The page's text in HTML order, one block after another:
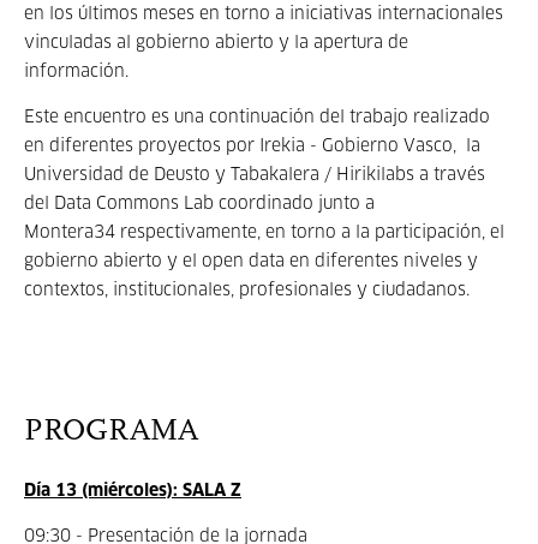
en los últimos meses en torno a iniciativas internacionales
vinculadas al gobierno abierto y la apertura de
información.
Este encuentro es una continuación del trabajo realizado
en diferentes proyectos por Irekia - Gobierno Vasco,
la
Universidad de Deusto y
Tabakalera / Hirikilabs a través
del Data Commons Lab coordinado junto a
Montera34 respectivamente, en torno a la participación, el
gobierno abierto y el open data en diferentes niveles y
contextos, institucionales, profesionales y ciudadanos.
PROGRAMA
Día 13 (miércoles): SALA Z
09:30 - Presentación de la jornada